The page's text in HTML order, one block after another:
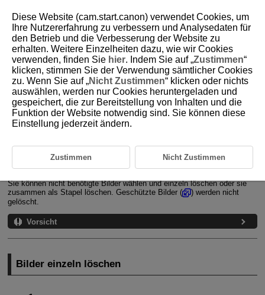
D180-145
Löschen von Bildern
Bilder einzeln löschen
Auswählen ([ ]) mehrerer Bilder zum gemeinsamen Löschen
Auswählen einer Reihe von Bildern, die gelöscht werden sollen
Sie können nicht benötigte Bilder wählen und einzeln löschen oder sie
zusammen als Stapel löschen. Geschützte Bilder (
) werden nicht
gelöscht.
Vorsicht
Bilder einzeln löschen
Diese Website (cam.start.canon) verwendet Cookies, um
Ihre Nutzererfahrung zu verbessern und Analysedaten für
den Betrieb und die Verbesserung der Website zu
erhalten. Weitere Einzelheiten dazu, wie wir Cookies
verwenden, finden Sie hier. Indem Sie auf „Zustimmen“
klicken, stimmen Sie der Verwendung sämtlicher Cookies
zu. Wenn Sie auf „Nicht Zustimmen“ klicken oder nichts
auswählen, werden nur Cookies heruntergeladen und
gespeichert, die zur Bereitstellung von Inhalten und die
Funktion der Website notwendig sind. Sie können diese
Einstellung jederzeit ändern.
Zustimmen Nicht Zustimmen